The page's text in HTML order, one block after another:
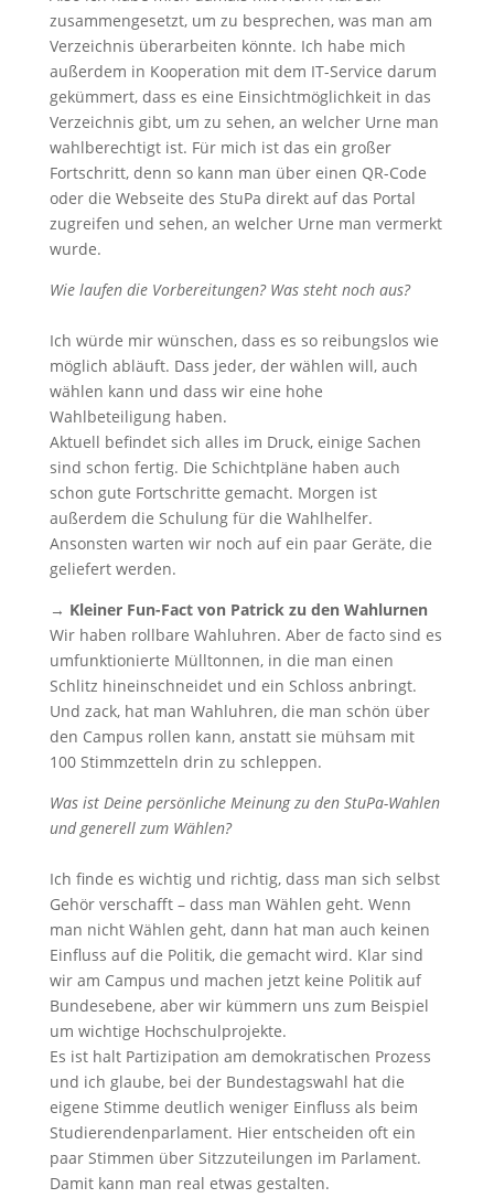
zusammengesetzt, um zu besprechen, was man am
Verzeichnis überarbeiten könnte. Ich habe mich
außerdem in Kooperation mit dem IT-Service darum
gekümmert, dass es eine Einsichtmöglichkeit in das
Verzeichnis gibt, um zu sehen, an welcher Urne man
wahlberechtigt ist. Für mich ist das ein großer
Fortschritt, denn so kann man über einen QR-Code
oder die Webseite des StuPa direkt auf das Portal
zugreifen und sehen, an welcher Urne man vermerkt
wurde.
Wie laufen die Vorbereitungen? Was steht noch aus?
Ich würde mir wünschen, dass es so reibungslos wie
möglich abläuft. Dass jeder, der wählen will, auch
wählen kann und dass wir eine hohe
Wahlbeteiligung haben.
Aktuell befindet sich alles im Druck, einige Sachen
sind schon fertig. Die Schichtpläne haben auch
schon gute Fortschritte gemacht. Morgen ist
außerdem die Schulung für die Wahlhelfer.
Ansonsten warten wir noch auf ein paar Geräte, die
geliefert werden.
→ Kleiner Fun-Fact von Patrick zu den Wahlurnen
Wir haben rollbare Wahluhren. Aber de facto sind es
umfunktionierte Mülltonnen, in die man einen
Schlitz hineinschneidet und ein Schloss anbringt.
Und zack, hat man Wahluhren, die man schön über
den Campus rollen kann, anstatt sie mühsam mit
100 Stimmzetteln drin zu schleppen.
Was ist Deine persönliche Meinung zu den StuPa-Wahlen
und generell zum Wählen?
Ich finde es wichtig und richtig, dass man sich selbst
Gehör verschafft – dass man Wählen geht. Wenn
man nicht Wählen geht, dann hat man auch keinen
Einfluss auf die Politik, die gemacht wird. Klar sind
wir am Campus und machen jetzt keine Politik auf
Bundesebene, aber wir kümmern uns zum Beispiel
um wichtige Hochschulprojekte.
Es ist halt Partizipation am demokratischen Prozess
und ich glaube, bei der Bundestagswahl hat die
eigene Stimme deutlich weniger Einfluss als beim
Studierendenparlament. Hier entscheiden oft ein
paar Stimmen über Sitzzuteilungen im Parlament.
Damit kann man real etwas gestalten.